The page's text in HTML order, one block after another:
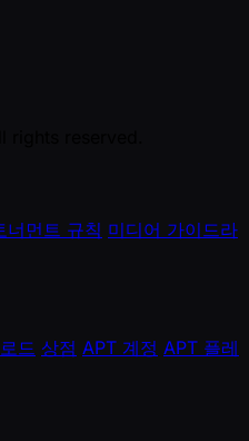
너먼트 규칙 미디어 가이드라
드 상점 APT 계정 APT 플레